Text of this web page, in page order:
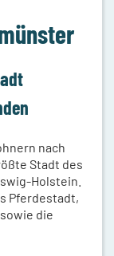
nach
Stadt des
Holstein.
Pferdestadt,
die